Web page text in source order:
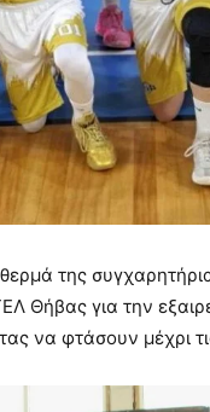
της
Θήβας για την
να φτάσουν μέχρι